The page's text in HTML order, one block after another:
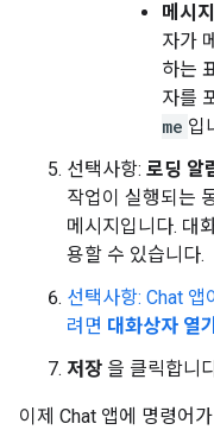
메시
자가
하는
자를
me 입
선택사항: 로딩 알
작업이 실행되는
메시지입니다. 대
용할 수 있습니다.
선택사항: Chat
려면 대화상자 열기
저장 을 클릭합니
이제 Chat 앱에 명령어